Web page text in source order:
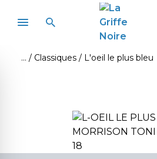
Classiques L'oeil le plus bleu